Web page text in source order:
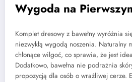
Wygoda na
Komplet dresowy z bawełny wyróżnia
niezwykłą wygodą noszenia. Naturalny
chłonące wilgoć, co sprawia, że jest
Dodatkowo, bawełna nie podrażnia
propozycją dla osób o wrażliwej cerze.